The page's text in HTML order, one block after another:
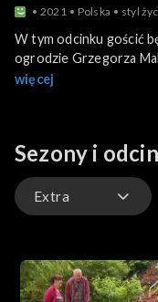
2021 Polska styl
W tym odcinku gościć
ogrodzie Grzegorza
różnił się on od setek
Grzegorz wziął udział.
charakterystycznymi
uformowanymi
więcej
Sezony i
Extra
Extra